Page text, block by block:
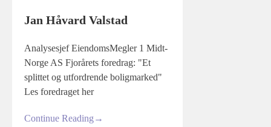
Jan Håvard Valstad
Analysesjef EiendomsMegler 1 Midt-
Norge AS Fjorårets foredrag: "Et
splittet og utfordrende boligmarked"
Les foredraget her
Continue Reading →